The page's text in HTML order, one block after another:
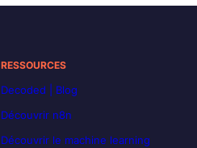
RESSOURCES
Decoded | Blog
Découvrir n8n
Découvrir le machine learning